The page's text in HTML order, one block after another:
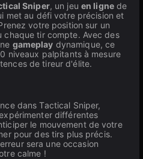
Sniper, un jeu en lignede
met au défi votre précision et
votre position sur un
chaque tir compte. Avec des
gameplay dynamique, ce
niveaux palpitants à mesure
de tireur d'élite.
dans Tactical Sniper,
différentes
le mouvement de votre
pour des tirs plus précis.
sera une occasion
calme !